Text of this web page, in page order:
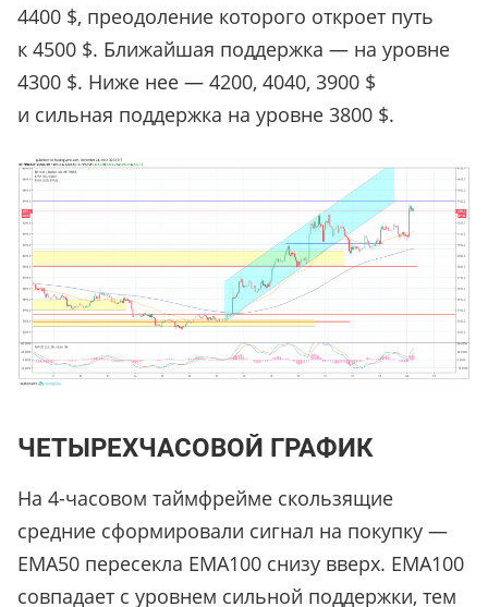
4400 $, преодоление которого откроет путь
к 4500 $. Ближайшая поддержка — на уровне
4300 $. Ниже нее — 4200, 4040, 3900 $
и сильная поддержка на уровне 3800 $.
ЧЕТЫРЕХЧАСОВОЙ ГРАФИК
На 4-часовом таймфрейме скользящие
средние сформировали сигнал на покупку —
ЕМА50 пересекла ЕМА100 снизу вверх. ЕМА100
совпадает с уровнем сильной поддержки, тем